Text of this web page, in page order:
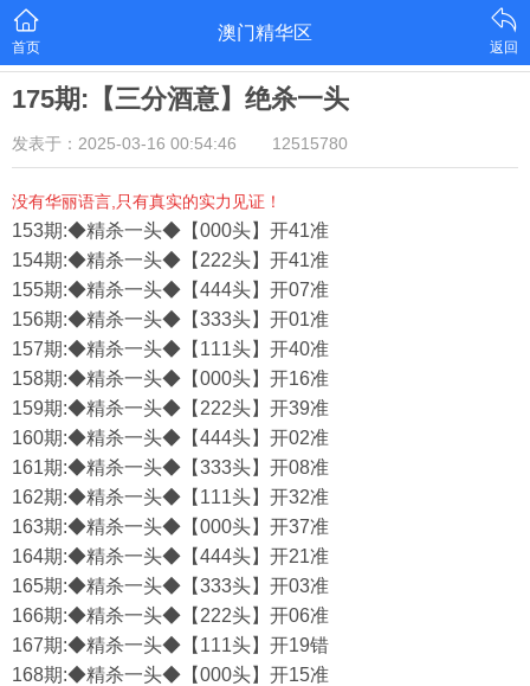
首页
澳门精华区
返回
175期:【三分酒意】绝杀一头
发表于：2025-03-16 00:54:46 12515780
没有华丽语言,只有真实的实力见证！
153期:◆精杀一头◆【000头】开41准
154期:◆精杀一头◆【222头】开41准
155期:◆精杀一头◆【444头】开07准
156期:◆精杀一头◆【333头】开01准
157期:◆精杀一头◆【111头】开40准
158期:◆精杀一头◆【000头】开16准
159期:◆精杀一头◆【222头】开39准
160期:◆精杀一头◆【444头】开02准
161期:◆精杀一头◆【333头】开08准
162期:◆精杀一头◆【111头】开32准
163期:◆精杀一头◆【000头】开37准
164期:◆精杀一头◆【444头】开21准
165期:◆精杀一头◆【333头】开03准
166期:◆精杀一头◆【222头】开06准
167期:◆精杀一头◆【111头】开19错
168期:◆精杀一头◆【000头】开15准